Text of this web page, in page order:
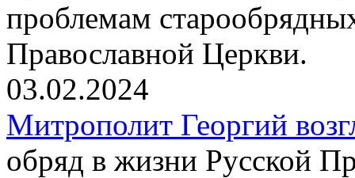
проблемам
Православной Церкви.
03.02.2024
Митрополит Георгий
обряд в жизни Русской